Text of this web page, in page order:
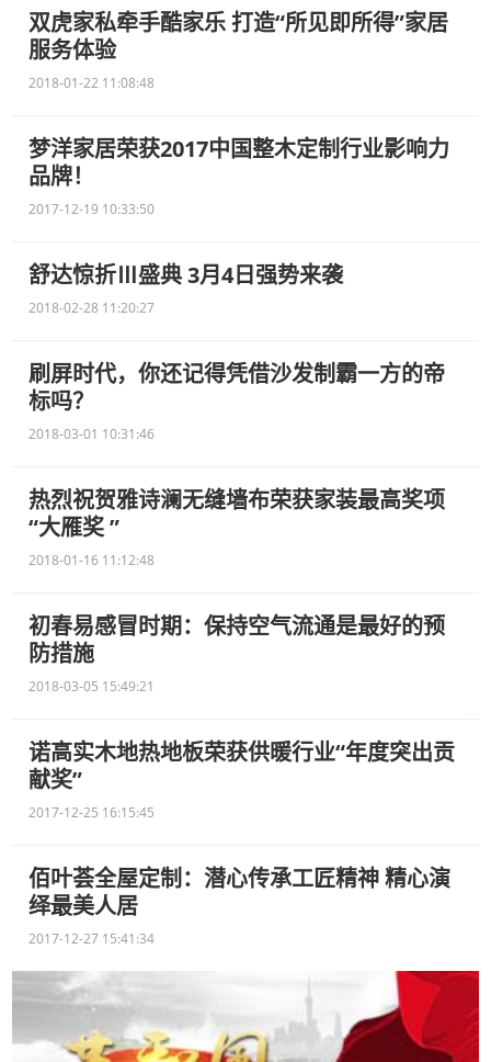
双虎家私牵手酷家乐 打造“所见即所得”家居
服务体验
2018-01-22 11:08:48
梦洋家居荣获2017中国整木定制行业影响力
品牌！
2017-12-19 10:33:50
舒达惊折Ⅲ盛典 3月4日强势来袭
2018-02-28 11:20:27
刷屏时代，你还记得凭借沙发制霸一方的帝
标吗？
2018-03-01 10:31:46
热烈祝贺雅诗澜无缝墙布荣获家装最高奖项
“大雁奖 ”
2018-01-16 11:12:48
初春易感冒时期：保持空气流通是最好的预
防措施
2018-03-05 15:49:21
诺高实木地热地板荣获供暖行业“年度突出贡
献奖”
2017-12-25 16:15:45
佰叶荟全屋定制：潜心传承工匠精神 精心演
绎最美人居
2017-12-27 15:41:34